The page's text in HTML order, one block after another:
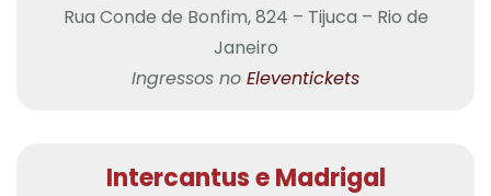
Rua Conde de Bonfim, 824 – Tijuca – Rio de
Janeiro
Ingressos no Eleventickets
Intercantus e Madrigal